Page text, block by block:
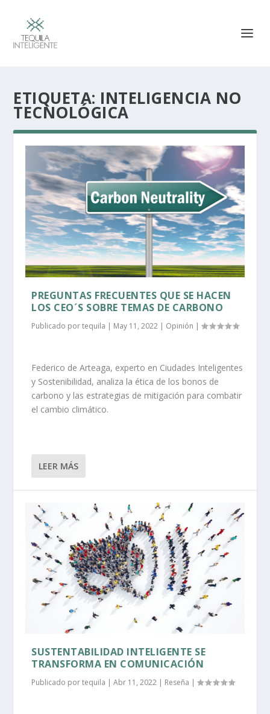
ETIQUETA: INTELIGENCIA NO
TECNOLÓGICA
PREGUNTAS FRECUENTES QUE SE HACEN
LOS CEO´S SOBRE TEMAS DE CARBONO
Publicado portequila | May 11, 2022 | Opinión |
Federico de Arteaga, experto en Ciudades Inteligentes
y Sostenibilidad, analiza la ética de los bonos de
carbono y las estrategias de mitigación para combatir
el cambio climático.
LEER MÁS
SUSTENTABILIDAD INTELIGENTE SE
TRANSFORMA EN COMUNICACIÓN
Publicado portequila |Abr 11, 2022 | Reseña |